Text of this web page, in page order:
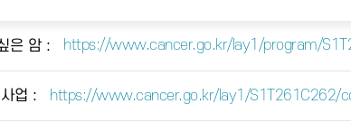
은 암 : https://www.cancer.go.kr/lay1/program/
업 : https://www.cancer.go.kr/lay1/S1T261C262/